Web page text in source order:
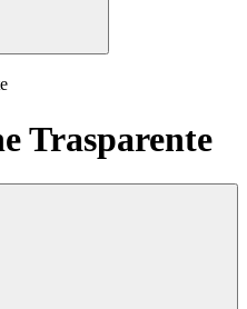
Trasparente